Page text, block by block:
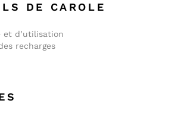
DE CAROLE
et d’utilisation
recharges